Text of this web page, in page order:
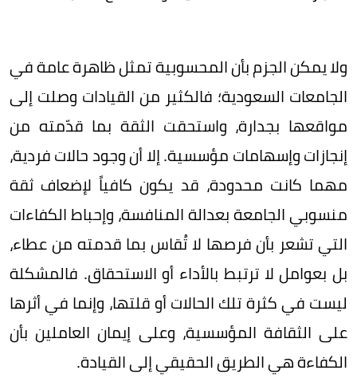
ولا يمكن الجزم بأن المحسوبية تمثل ظاهرة عامة في
الجامعات السعودية؛ فالكثير من القيادات وصلت إلى
مواقعها بجدارة، واستحقت الثقة بما قدّمته من
إنجازات وإسهامات مؤسسية. إلا أن وجود حالات فردية،
مهما كانت محدودة، قد يكون كافياً لإضعاف ثقة
منسوبي الجامعة بعدالة المنافسة، وإحباط الكفاءات
التي تشعر بأن فرصها لا تُقاس بما قدمته من عطاء،
بل بعوامل لا ترتبط بالأداء أو الاستحقاق. فالمشكلة
ليست في كثرة تلك الحالات أو قلتها، وإنما في أثرها
على الثقافة المؤسسية، وعلى إيمان العاملين بأن
الكفاءة هي الطريق الحقيقي إلى القيادة.